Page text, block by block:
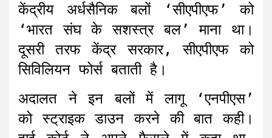
केंद्रीय अर्धसैनिक बलों ‘सीएपीएफ’ को
‘भारत संघ के सशस्त्र बल’ माना था।
दूसरी तरफ केंद्र सरकार, सीएपीएफ को
सिविलियन फोर्स बताती है।
अदालत ने इन बलों में लागू ‘एनपीएस’
को स्ट्राइक डाउन करने की बात कही।